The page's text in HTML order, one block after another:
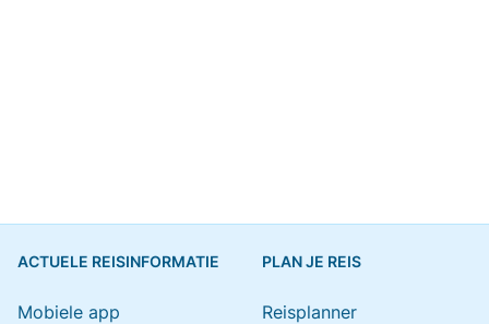
ACTUELE REISINFORMATIE
Mobiele app
PLAN JE REIS
Reisplanner